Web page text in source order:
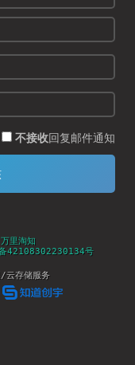
不接收回复邮件通知
万里淘知
42108302230134号
云存储服务